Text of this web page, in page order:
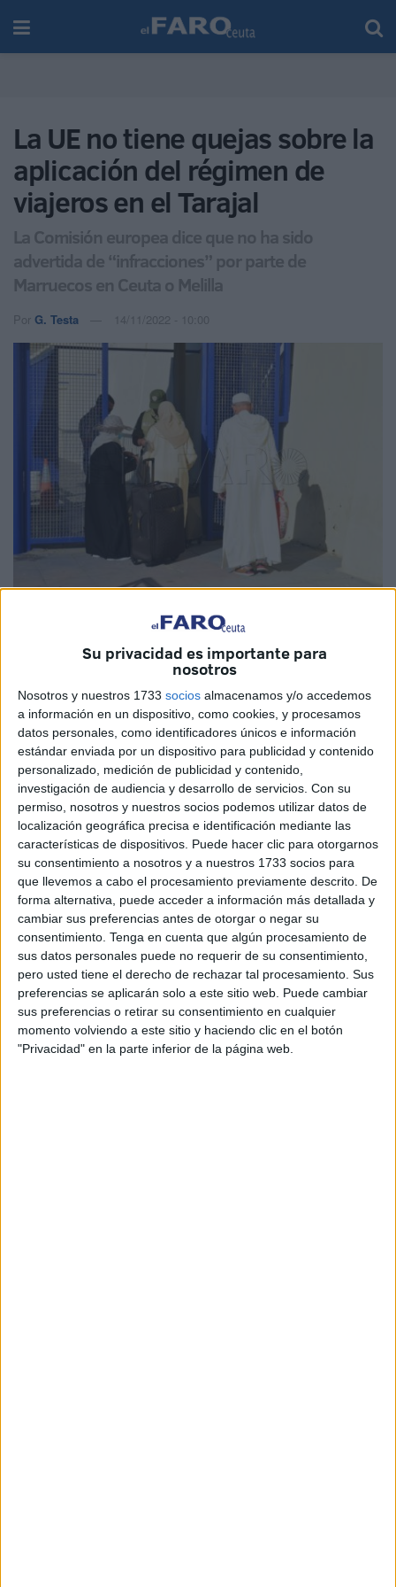
Su privacidad es importante para
nosotros
Nosotros y nuestros 1733 socios almacenamos y/o accedemos
a información en un dispositivo, como cookies, y procesamos
datos personales, como identificadores únicos e información
estándar enviada por un dispositivo para publicidad y contenido
personalizado, medición de publicidad y contenido,
investigación de audiencia y desarrollo de servicios. Con su
permiso, nosotros y nuestros socios podemos utilizar datos de
localización geográfica precisa e identificación mediante las
características de dispositivos. Puede hacer clic para otorgarnos
su consentimiento a nosotros y a nuestros 1733 socios para
que llevemos a cabo el procesamiento previamente descrito. De
forma alternativa, puede acceder a información más detallada y
cambiar sus preferencias antes de otorgar o negar su
consentimiento. Tenga en cuenta que algún procesamiento de
sus datos personales puede no requerir de su consentimiento,
pero usted tiene el derecho de rechazar tal procesamiento. Sus
preferencias se aplicarán solo a este sitio web. Puede cambiar
sus preferencias o retirar su consentimiento en cualquier
momento volviendo a este sitio y haciendo clic en el botón
"Privacidad" en la parte inferior de la página web.
La UE no tiene quejas sobre la
aplicación del régimen de
viajeros en el Tarajal
La Comisión europea dice que no ha sido
advertida de “infracciones” por parte de
Marruecos en Ceuta o Melilla
Por G. Testa 14/11/2022 - 10:00
El comisario europeo de Vecindad y Ampliación, Olivér
Várhelyi, ha asegurado al eurodiputado español Jordi
Cañas que la institución comunitaria que ostenta el poder
ejecutivo y la iniciativa legislativa en la UE “está al
corriente” de la situación relativa al régimen de viajes
aplicado a las mercancías que circulan por lospasos
fronterizos de Marruecos con Ceuta y Melilla y que “la
Comisión no ha sido informada por España ni por ningún
otro Estado miembro de la UE de la existencia de
infracciones” por parte del Reino alauita “de las
disposiciones del Acuerdo de Asociación ni de incidentes
relativos al comercio de mercancías de la UE”.
A la espera de que, en enero, se reabra la aduana
comercial deMelillay se ponga en marcha por primera vez
una en el paso del Tarajal, la Comisión se ha limitado a
recordar que “las mercancías exportadas de España o de